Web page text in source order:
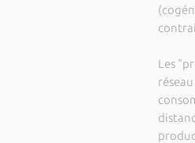
Les